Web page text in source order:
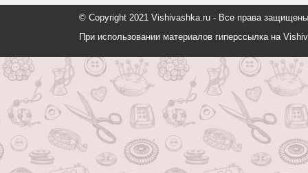
© Copyright 2021 Vishivashka.ru - Все права
При использовании материалов гиперссылка на